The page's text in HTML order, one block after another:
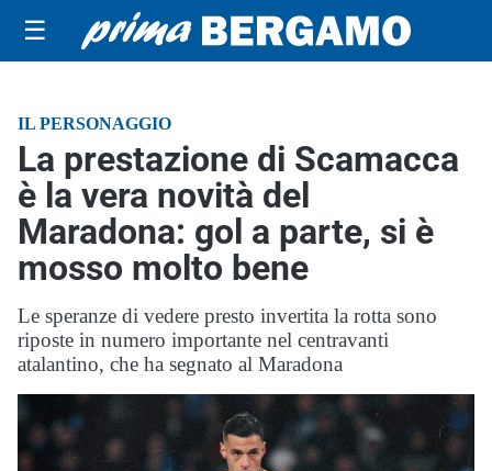
☰
IL PERSONAGGIO
La prestazione di Scamacca
è la vera novità del
Maradona: gol a parte, si è
mosso molto bene
Le speranze di vedere presto invertita la rotta sono
riposte in numero importante nel centravanti
atalantino, che ha segnato al Maradona